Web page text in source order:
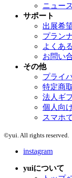
ニュース
サポート
出展希
プラン
よくあ
お問い
その他
プライ
特定商
法人ギ
個人向
スマホ
©yui. All rights reserved.
instagram
yuiについて